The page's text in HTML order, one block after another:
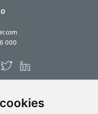
000